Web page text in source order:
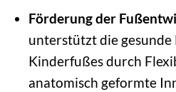
Förderung der
unterstützt die gesunde
Kinderfußes durch
anatomisch geformte